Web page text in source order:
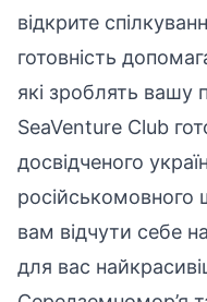
відкрите
готовність
які зроблять вашу
SeaVenture Club
досвідченого
вам відчути себе
для вас